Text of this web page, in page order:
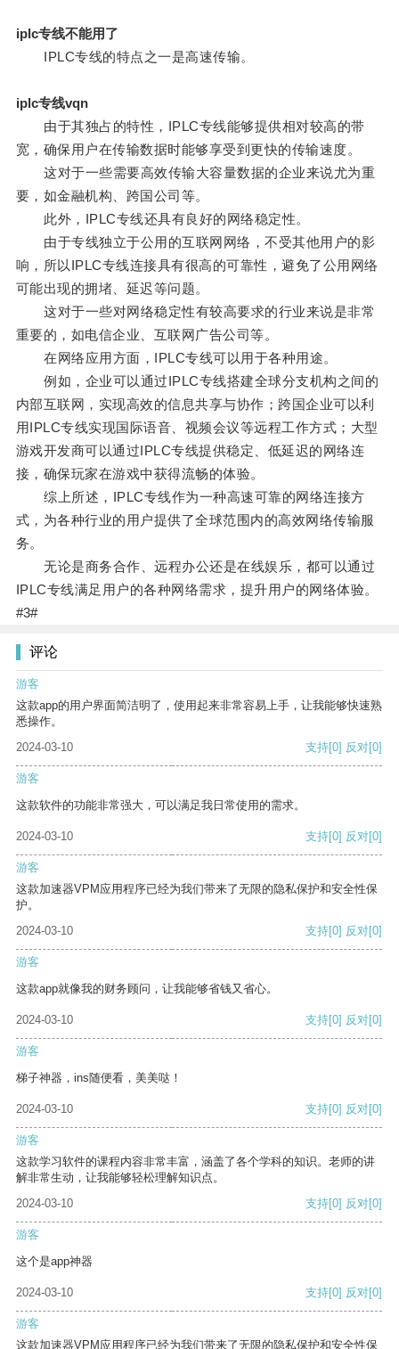
iplc专线不能用了
IPLC专线的特点之一是高速传输。
iplc专线vqn
由于其独占的特性，IPLC专线能够提供相对较高的带
宽，确保用户在传输数据时能够享受到更快的传输速度。
这对于一些需要高效传输大容量数据的企业来说尤为重
要，如金融机构、跨国公司等。
此外，IPLC专线还具有良好的网络稳定性。
由于专线独立于公用的互联网网络，不受其他用户的影
响，所以IPLC专线连接具有很高的可靠性，避免了公用网络
可能出现的拥堵、延迟等问题。
这对于一些对网络稳定性有较高要求的行业来说是非常
重要的，如电信企业、互联网广告公司等。
在网络应用方面，IPLC专线可以用于各种用途。
例如，企业可以通过IPLC专线搭建全球分支机构之间的
内部互联网，实现高效的信息共享与协作；跨国企业可以利
用IPLC专线实现国际语音、视频会议等远程工作方式；大型
游戏开发商可以通过IPLC专线提供稳定、低延迟的网络连
接，确保玩家在游戏中获得流畅的体验。
综上所述，IPLC专线作为一种高速可靠的网络连接方
式，为各种行业的用户提供了全球范围内的高效网络传输服
务。
无论是商务合作、远程办公还是在线娱乐，都可以通过
IPLC专线满足用户的各种网络需求，提升用户的网络体验。
#3#
评论
游客
这款app的用户界面简洁明了，使用起来非常容易上手，让我能够快速熟
悉操作。
2024-03-10
支持[0] 反对[0]
游客
这款软件的功能非常强大，可以满足我日常使用的需求。
2024-03-10 支持[0] 反对[0]
游客
这款加速器VPM应用程序已经为我们带来了无限的隐私保护和安全性保
护。
2024-03-10
支持[0] 反对[0]
游客
这款app就像我的财务顾问，让我能够省钱又省心。
2024-03-10 支持[0] 反对[0]
游客
梯子神器，ins随便看，美美哒！
2024-03-10 支持[0] 反对[0]
游客
这款学习软件的课程内容非常丰富，涵盖了各个学科的知识。老师的讲
解非常生动，让我能够轻松理解知识点。
2024-03-10
支持[0] 反对[0]
游客
这个是app神器
2024-03-10 支持[0] 反对[0]
游客
这款加速器VPM应用程序已经为我们带来了无限的隐私保护和安全性保